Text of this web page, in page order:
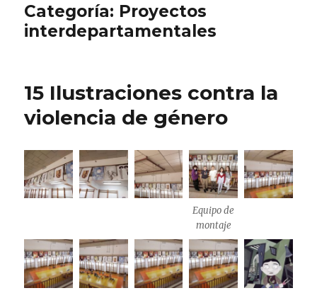
Categoría: Proyectos
interdepartamentales
15 Ilustraciones contra la
violencia de género
Equipo de
montaje